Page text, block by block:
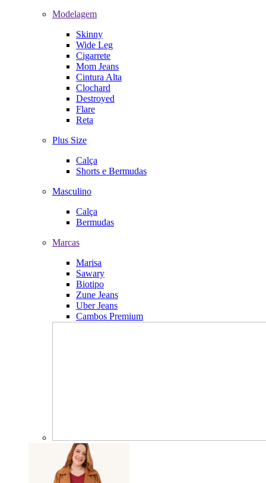
Modelagem
Skinny
Wide Leg
Cigarrete
Mom Jeans
Cintura Alta
Clochard
Destroyed
Flare
Reta
Plus Size
Calça
Shorts e Bermudas
Masculino
Calça
Bermudas
Marcas
Marisa
Sawary
Biotipo
Zune Jeans
Uber Jeans
Cambos Premium